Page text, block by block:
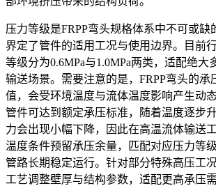
压力等级是FRPP弯头规格体系中不可或缺
界定了管件的适用工况与使用边界。目前
等级分为0.6MPa与1.0MPa两类，适配绝大
输送场景。需要注意的是，FRPP弯头的承
值，会受环境温度与流体温度影响产生动
管件可达到额定承压标准，随着温度逐步
力会出现小幅下降，因此在高温流体输送
温度条件预留承压余量，匹配对应压力等
管路长期稳定运行。针对部分特殊高压工
工艺调整壁厚与结构参数，适配更高承压